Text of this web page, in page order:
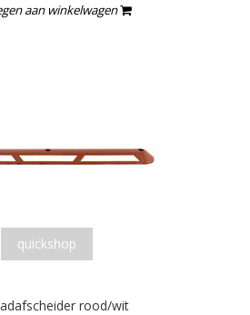
aan winkelwagen
quickshop
rood/wit